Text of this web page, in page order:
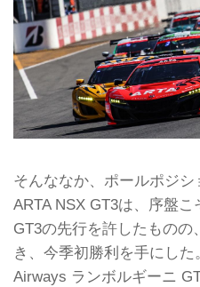
そんななか、ポールポジ
ARTA NSX GT3は、序盤
GT3の先行を許したもの
き、今季初勝利を手にした
Airways ランボルギーニ